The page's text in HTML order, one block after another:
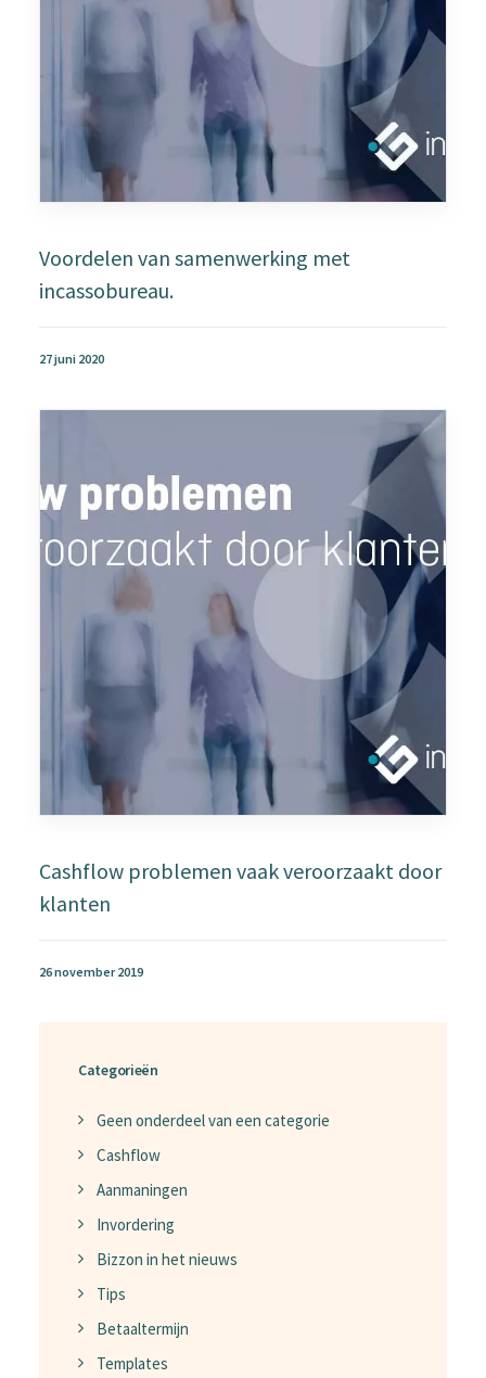
Voordelen van samenwerking met
incassobureau.
27 juni 2020
Cashflow problemen vaak veroorzaakt door
klanten
26 november 2019
Categorieën
Geen onderdeel van een categorie
Cashflow
Aanmaningen
Invordering
Bizzon in het nieuws
Tips
Betaaltermijn
Templates